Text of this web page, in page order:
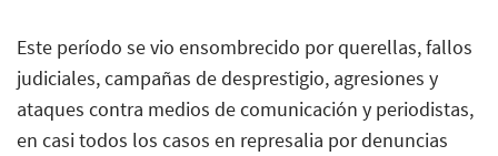
Este período se vio ensombrecido por querellas, fallos
judiciales, campañas de desprestigio, agresiones y
ataques contra medios de comunicación y periodistas,
en casi todos los casos en represalia por denuncias